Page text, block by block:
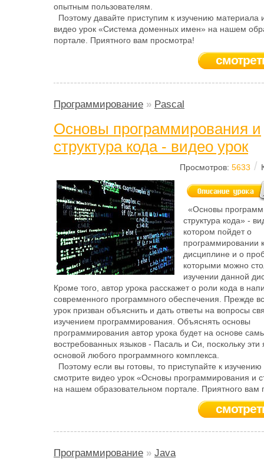
опытным пользователям.
Поэтому давайте приступим к изучению материала
видео урок «Система доменных имен» на нашем
портале. Приятного вам просмотра!
Программирование » Pascal
Основы программирования и
структура кода - видео урок
Просмотров: 5633 /
«Основы
структура кода» -
котором пойдет о
программировании
дисциплине и о
которыми можно
изучении данной
Кроме того, автор урока расскажет о роли кода в
современного программного обеспечения. Прежде
урок призван объяснить и дать ответы на вопросы
изучением программирования. Объяснять основы
программирования автор урока будет на основе
востребованных языков - Пасаль и Си, поскольку эти
основой любого программного комплекса.
Поэтому если вы готовы, то приступайте к
смотрите видео урок «Основы программирования и
на нашем образовательном портале. Приятного вам
Программирование » Java